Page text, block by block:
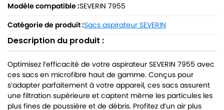
Modèle compatible :SEVERIN 7955
Catégorie de produit :Sacs aspirateur SEVERIN
Description du produit :
Optimisez l’efficacité de votre aspirateur SEVERIN 7955 avec
ces sacs en microfibre haut de gamme. Conçus pour
s’adapter parfaitement à votre appareil, ces sacs assurent
une filtration supérieure et captent même les particules les
plus fines de poussière et de débris. Profitez d’un air plus